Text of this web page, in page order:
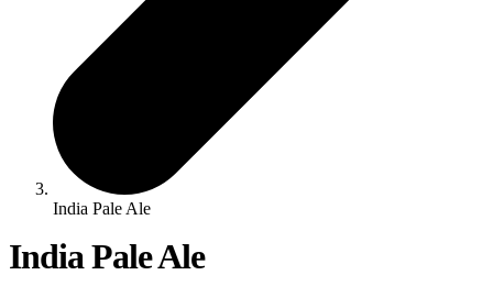
India Pale Ale
India Pale Ale